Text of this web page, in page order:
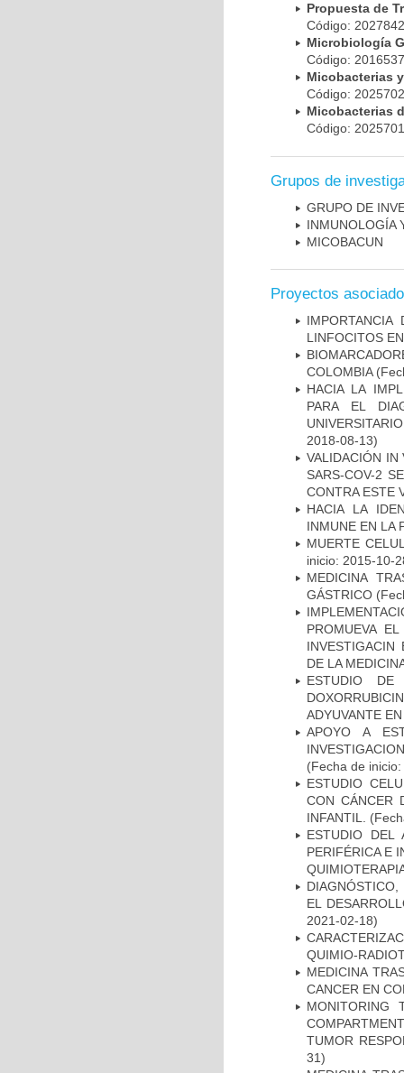
Propuesta de
Código:
Microbiología
Código:
Micobacterias
Código:
Micobacterias
Código:
Grupos de
GRUPO DE
INMUNOLOGÍA
MICOBAC­UN
Proyectos
LINFOCITOS
COLOMBIA
HACIA LA
PARA EL
2018-08-13)
VALIDACIÓN IN
SARS-COV-2
CONTRA ESTE
HACIA LA
INMUNE EN LA
MUERTE
inicio: 2015-10-
MEDICINA
GÁSTRICO
PROMUEVA
INVESTIGACIN
DE LA
ESTUDIO DE
ADYUVANTE
APOYO A
(Fecha de
ESTUDIO
CON CÁNCER
INFANTIL.
ESTUDIO DEL
PERIFÉRICA E
EL
2021-02-18)
QUIMIO-
MEDICINA
CANCER EN
MONITORING
TUMOR
31)